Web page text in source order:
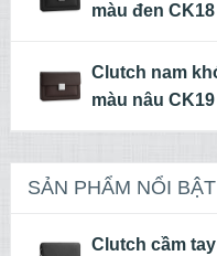
màu đen CK18
Clutch nam
màu nâu CK19
SẢN PHẨM NỔI BẬT
Clutch cầm